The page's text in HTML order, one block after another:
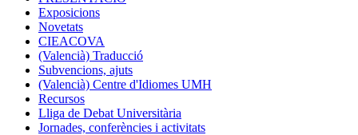
Exposicions
Novetats
CIEACOVA
(Valencià) Traducció
Subvencions, ajuts
(Valencià) Centre d'Idiomes UMH
Recursos
Lliga de Debat Universitària
Jornades, conferències i activitats